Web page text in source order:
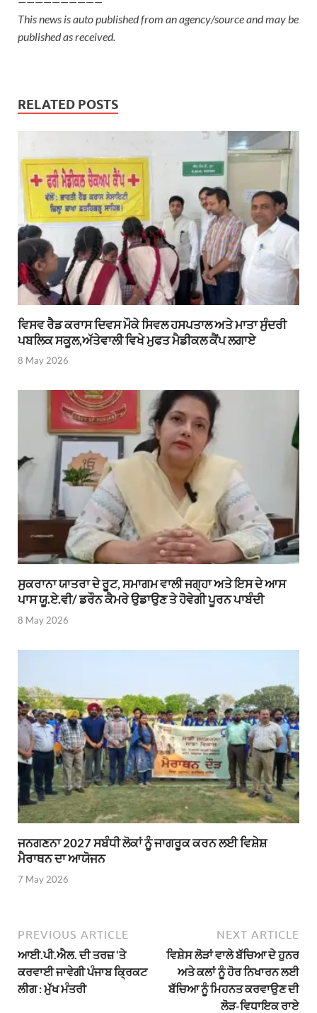
This news is auto published from an agency/source and may be
published as received.
RELATED POSTS
ਵਿਸਵ ਰੈਡ ਕਰਾਸ ਦਿਵਸ ਮੌਕੇ ਸਿਵਲ ਹਸਪਤਾਲ ਅਤੇ ਮਾਤਾ ਸੁੰਦਰੀ
ਪਬਲਿਕ ਸਕੂਲ,ਅੱਤੇਵਾਲੀ ਵਿਖੇ ਮੁਫਤ ਮੈਡੀਕਲ ਕੈਂਪ ਲਗਾਏ
8 May 2026
ਸੁਕਰਾਨਾ ਯਾਤਰਾ ਦੇ ਰੂਟ, ਸਮਾਗਮ ਵਾਲੀ ਜਗ੍ਹਾ ਅਤੇ ਇਸ ਦੇ ਆਸ
ਪਾਸ ਯੂ.ਏ.ਵੀ/ ਡਰੌਨ ਕੈਮਰੇ ਉਡਾਉਣ ਤੇ ਹੋਵੇਗੀ ਪੂਰਨ ਪਾਬੰਦੀ
8 May 2026
ਜਨਗਣਨਾ 2027 ਸਬੰਧੀ ਲੋਕਾਂ ਨੂੰ ਜਾਗਰੂਕ ਕਰਨ ਲਈ ਵਿਸ਼ੇਸ਼
ਮੈਰਾਥਨ ਦਾ ਆਯੋਜਨ
7 May 2026
PREVIOUS ARTICLE
ਆਈ.ਪੀ.ਐਲ. ਦੀ ਤਰਜ਼ ‘ਤੇ
ਕਰਵਾਈ ਜਾਵੇਗੀ ਪੰਜਾਬ ਕ੍ਰਿਕਟ
ਲੀਗ : ਮੁੱਖ ਮੰਤਰੀ
NEXT ARTICLE
ਵਿਸ਼ੇਸ ਲੋੜਾਂ ਵਾਲੇ ਬੱਚਿਆ ਦੇ ਹੁਨਰ
ਅਤੇ ਕਲਾਂ ਨੂੰ ਹੋਰ ਨਿਖਾਰਨ ਲਈ
ਬੱਚਿਆ ਨੂੰ ਮਿਹਨਤ ਕਰਵਾਉਣ ਦੀ
ਲੋੜ-ਵਿਧਾਇਕ ਰਾਏ